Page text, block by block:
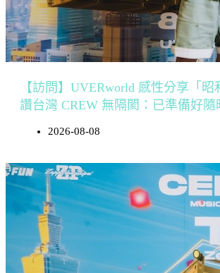
【訪問】UVERworld 感性分享「
讚台灣 CREW 無隔閡：已準備好隨
2026-08-08